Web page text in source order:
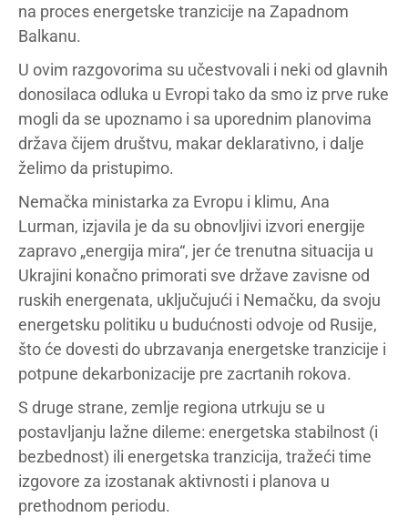
na proces energetske tranzicije na Zapadnom
Balkanu.
U ovim razgovorima su učestvovali i neki od glavnih
donosilaca odluka u Evropi tako da smo iz prve ruke
mogli da se upoznamo i sa uporednim planovima
država čijem društvu, makar deklarativno, i dalje
želimo da pristupimo.
Nemačka ministarka za Evropu i klimu, Ana
Lurman, izjavila je da su obnovljivi izvori energije
zapravo „energija mira“, jer će trenutna situacija u
Ukrajini konačno primorati sve države zavisne od
ruskih energenata, uključujući i Nemačku, da svoju
energetsku politiku u budućnosti odvoje od Rusije,
što će dovesti do ubrzavanja energetske tranzicije i
potpune dekarbonizacije pre zacrtanih rokova.
S druge strane, zemlje regiona utrkuju se u
postavljanju lažne dileme: energetska stabilnost (i
bezbednost) ili energetska tranzicija, tražeći time
izgovore za izostanak aktivnosti i planova u
prethodnom periodu.